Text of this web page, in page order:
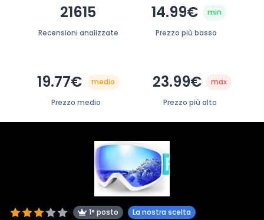
21615
Recensioni analizzate
14.99€ min
Prezzo più basso
19.77€ medio
Prezzo medio
23.99€ max
Prezzo più alto
1° posto La nostra scelta